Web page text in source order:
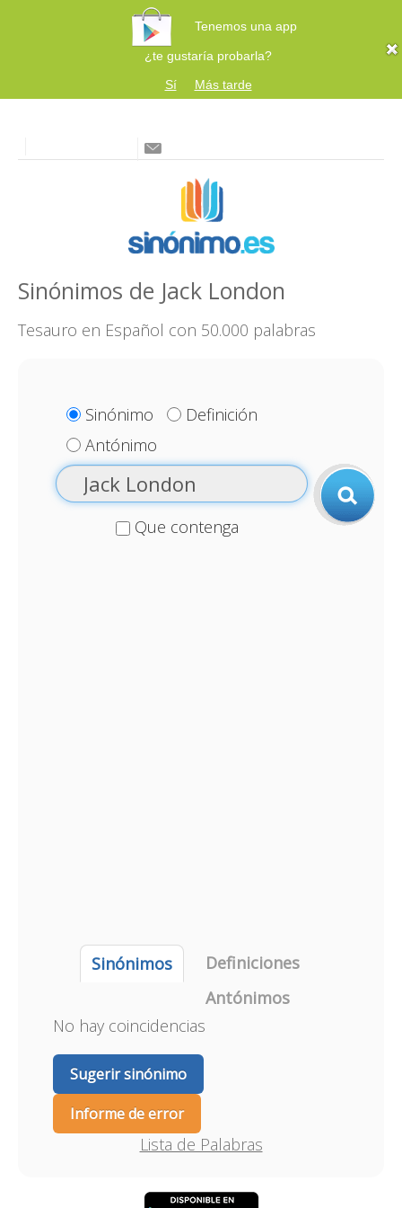
Tenemos una app
¿te gustaría probarla?
Sí
Más tarde
Sinónimos de Jack London
Tesauro en Español con 50.000 palabras
Sinónimo
Definición
Antónimo
Que contenga
Sinónimos
Definiciones
Antónimos
No hay coincidencias
Sugerir sinónimo
Informe de error
Lista de Palabras